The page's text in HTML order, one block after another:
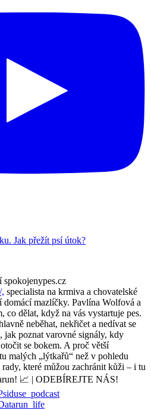
Jak přežít psí útok?
spokojenypes.cz
specialista na krmiva a chovatelské
domácí mazlíčky. Pavlína Wolfová a
dělat, když na vás vystartuje pes.
neběhat, nekřičet a nedívat se
poznat varovné signály, kdy
se bokem. A proč větší
malých „lýtkařů“ než v pohledu
které můžou zachránit kůži – i tu
📈 | ODEBÍREJTE NÁS!